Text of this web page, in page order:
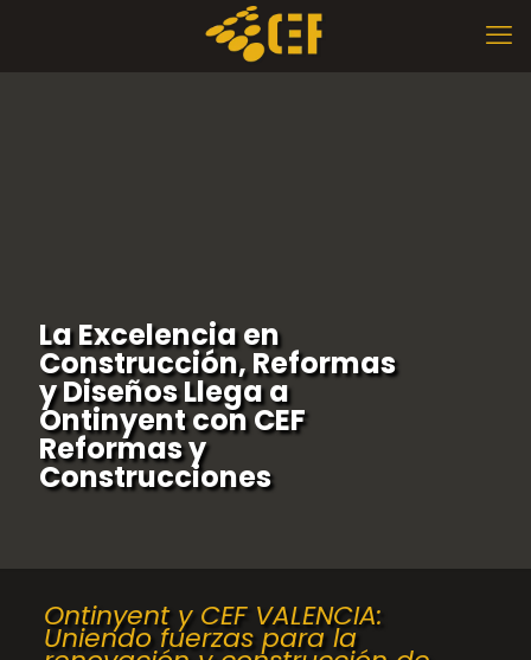
La Excelencia en
Construcción, Reformas
y Diseños Llega a
Ontinyent con CEF
Reformas y
Construcciones
Ontinyent y CEF VALENCIA:
Uniendo fuerzas para la